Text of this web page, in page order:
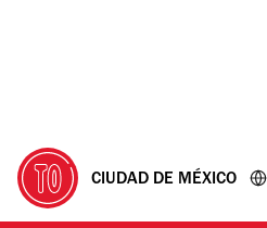
CIUDAD DE MÉXICO